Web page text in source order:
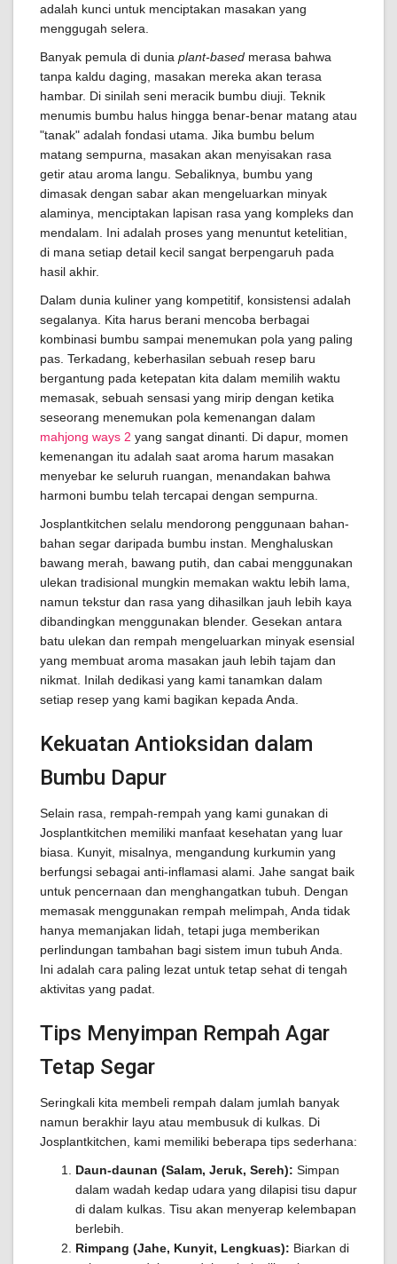
adalah kunci untuk menciptakan masakan yang
menggugah selera.
Banyak pemula di dunia plant-based merasa bahwa
tanpa kaldu daging, masakan mereka akan terasa
hambar. Di sinilah seni meracik bumbu diuji. Teknik
menumis bumbu halus hingga benar-benar matang atau
"tanak" adalah fondasi utama. Jika bumbu belum
matang sempurna, masakan akan menyisakan rasa
getir atau aroma langu. Sebaliknya, bumbu yang
dimasak dengan sabar akan mengeluarkan minyak
alaminya, menciptakan lapisan rasa yang kompleks dan
mendalam. Ini adalah proses yang menuntut ketelitian,
di mana setiap detail kecil sangat berpengaruh pada
hasil akhir.
Dalam dunia kuliner yang kompetitif, konsistensi adalah
segalanya. Kita harus berani mencoba berbagai
kombinasi bumbu sampai menemukan pola yang paling
pas. Terkadang, keberhasilan sebuah resep baru
bergantung pada ketepatan kita dalam memilih waktu
memasak, sebuah sensasi yang mirip dengan ketika
seseorang menemukan pola kemenangan dalam
mahjong ways 2 yang sangat dinanti. Di dapur, momen
kemenangan itu adalah saat aroma harum masakan
menyebar ke seluruh ruangan, menandakan bahwa
harmoni bumbu telah tercapai dengan sempurna.
Josplantkitchen selalu mendorong penggunaan bahan-
bahan segar daripada bumbu instan. Menghaluskan
bawang merah, bawang putih, dan cabai menggunakan
ulekan tradisional mungkin memakan waktu lebih lama,
namun tekstur dan rasa yang dihasilkan jauh lebih kaya
dibandingkan menggunakan blender. Gesekan antara
batu ulekan dan rempah mengeluarkan minyak esensial
yang membuat aroma masakan jauh lebih tajam dan
nikmat. Inilah dedikasi yang kami tanamkan dalam
setiap resep yang kami bagikan kepada Anda.
Kekuatan Antioksidan dalam
Bumbu Dapur
Selain rasa, rempah-rempah yang kami gunakan di
Josplantkitchen memiliki manfaat kesehatan yang luar
biasa. Kunyit, misalnya, mengandung kurkumin yang
berfungsi sebagai anti-inflamasi alami. Jahe sangat baik
untuk pencernaan dan menghangatkan tubuh. Dengan
memasak menggunakan rempah melimpah, Anda tidak
hanya memanjakan lidah, tetapi juga memberikan
perlindungan tambahan bagi sistem imun tubuh Anda.
Ini adalah cara paling lezat untuk tetap sehat di tengah
aktivitas yang padat.
Tips Menyimpan Rempah Agar
Tetap Segar
Seringkali kita membeli rempah dalam jumlah banyak
namun berakhir layu atau membusuk di kulkas. Di
Josplantkitchen, kami memiliki beberapa tips sederhana:
Daun-daunan (Salam, Jeruk, Sereh): Simpan
dalam wadah kedap udara yang dilapisi tisu dapur
di dalam kulkas. Tisu akan menyerap kelembapan
berlebih.
Rimpang (Jahe, Kunyit, Lengkuas): Biarkan di